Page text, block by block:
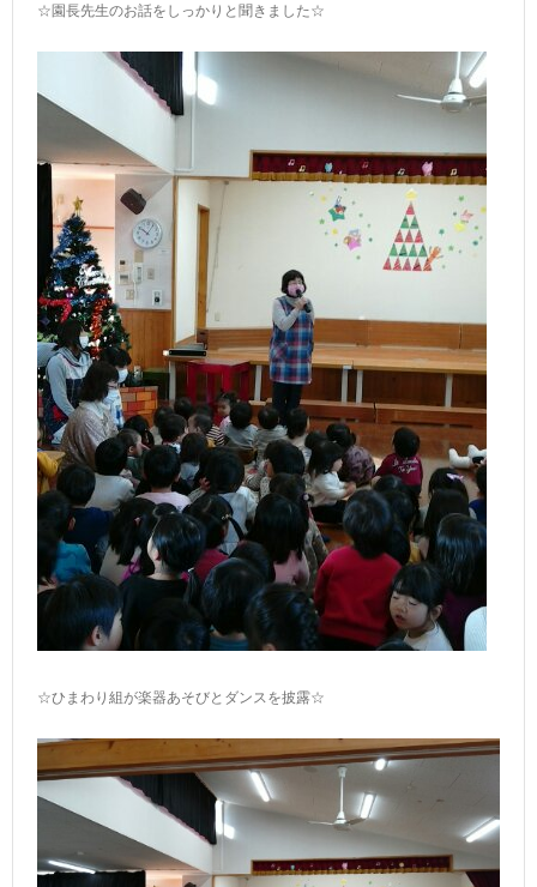
☆園長先生のお話をしっかりと聞きました☆
☆ひまわり組が楽器あそびとダンスを披露☆